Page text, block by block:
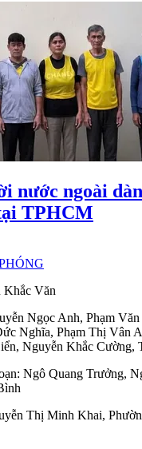
nước ngoài
TPHCM
Khắc Văn
Ngọc Anh, Phạm
Nghĩa, Phạm Thị Vân
, Nguyễn Khắc Cường,
Ngô Quang Trưởng,
Thị Minh Khai,